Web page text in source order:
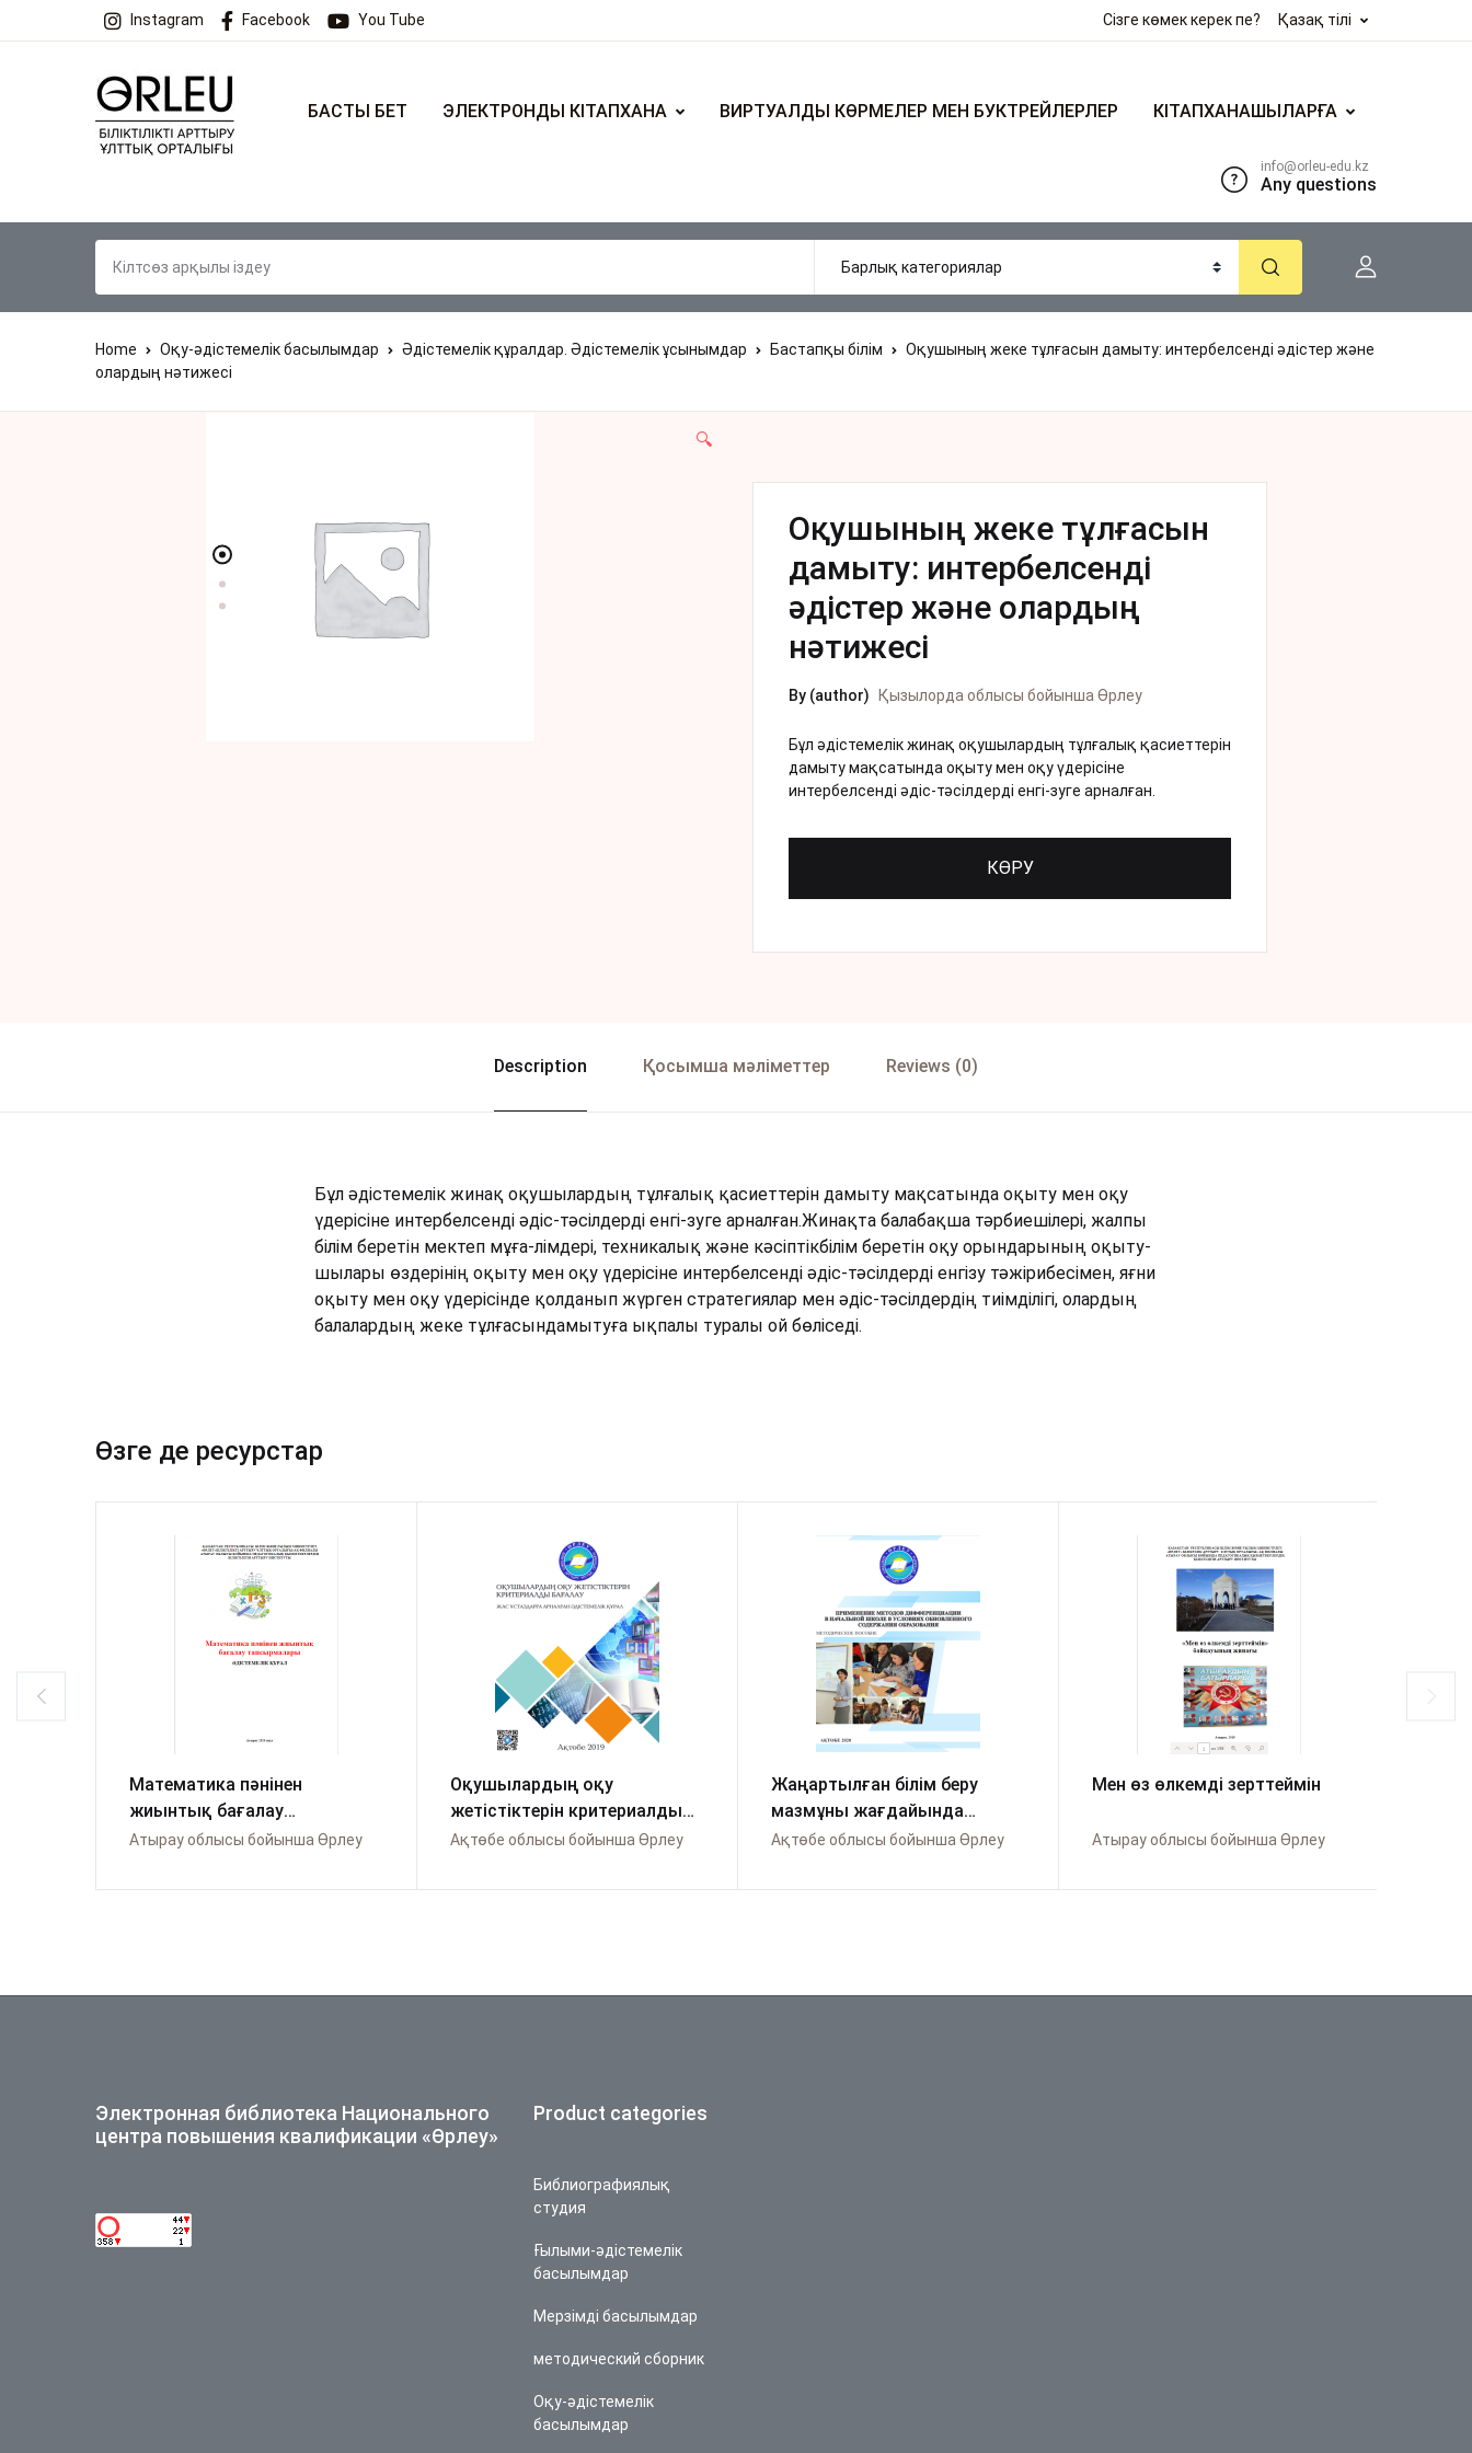
Instagram Facebook You Tube Сізге көмек керек пе? Қазақ тілі
БАСТЫ БЕТ ЭЛЕКТРОНДЫ КІТАПХАНА ВИРТУАЛДЫ КӨРМЕЛЕР МЕН БУКТРЕЙЛЕРЛЕР КІТАПХАНАШЫЛАРҒА
info@orleu-edu.kz
Any questions
Home Оқу-әдістемелік басылымдар Әдістемелік құралдар. Әдістемелік ұсынымдар Бастапқы білім
Оқушының жеке тұлғасын дамыту: интербелсенді әдістер және
олардың нәтижесі
🔍
Оқушының жеке тұлғасын
дамыту: интербелсенді
әдістер және олардың
нәтижесі
By (author) Қызылорда облысы бойынша Өрлеу
Бұл әдістемелік жинақ оқушылардың тұлғалық қасиеттерін
дамыту мақсатында оқыту мен оқу үдерісіне
интербелсенді әдіс-тәсілдерді енгі-зуге арналған.
КӨРУ
Description Қосымша мәліметтер Reviews (0)
Бұл әдістемелік жинақ оқушылардың тұлғалық қасиеттерін дамыту мақсатында оқыту мен оқу
үдерісіне интербелсенді әдіс-тәсілдерді енгі-зуге арналған.Жинақта балабақша тәрбиешілері, жалпы
білім беретін мектеп мұға-лімдері, техникалық және кәсіптікбілім беретін оқу орындарының оқыту-
шылары өздерінің оқыту мен оқу үдерісіне интербелсенді әдіс-тәсілдерді енгізу тәжірибесімен, яғни
оқыту мен оқу үдерісінде қолданып жүрген стратегиялар мен әдіс-тәсілдердің тиімділігі, олардың
балалардың жеке тұлғасындамытуға ықпалы туралы ой бөліседі.
Өзге де ресурстар
Математика пәнінен
жиынтық бағалау
тапсырмалар
Атырау облысы бойынша Өрлеу
Оқушылардың оқу
жетістіктерін критериалды
бағалау
Ақтөбе облысы бойынша Өрлеу
Жаңартылған білім беру
мазмұны жағдайында
бастауыш мектепте саралау
Ақтөбе облысы бойынша Өрлеу
Мен өз өлкемді зерттеймін
Атырау облысы бойынша Өрлеу
Электронная библиотека Национального
центра повышения квалификации «Өрлеу»
Product categories
Библиографиялық
студия
Ғылыми-әдістемелік
басылымдар
Мерзімді басылымдар
методический сборник
Оқу-әдістемелік
басылымдар